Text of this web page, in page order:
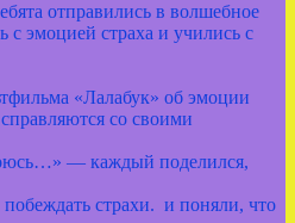
отправились в волшебное
эмоцией страха и учились с
«Лалабук» об эмоции
со своими
— каждый поделился,
страхи. и поняли, что